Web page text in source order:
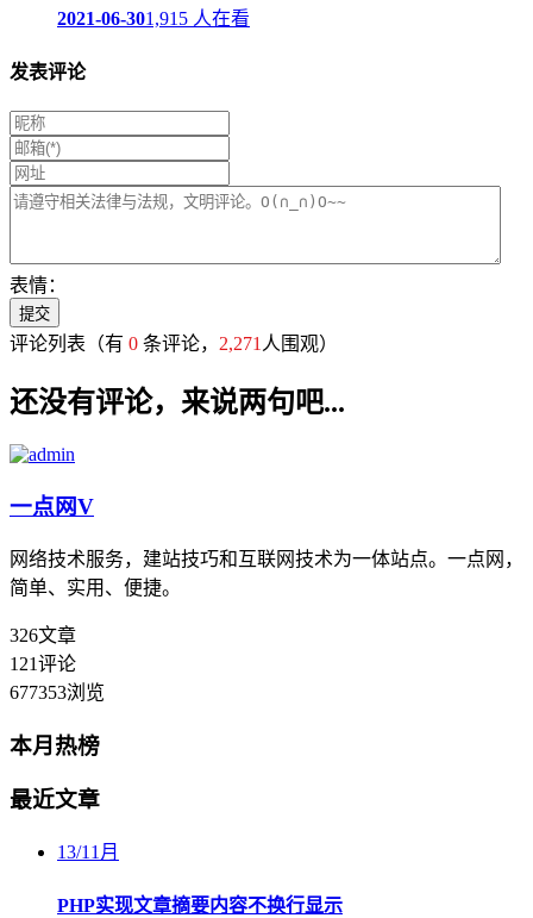
2021-06-301,915 人在看
发表评论
表情：
评论列表 （有 0 条评论， 2,271 人围观）
还没有评论，来说两句吧...
一点网V
网络技术服务，建站技巧和互联网技术为一体站点。一点网，
简单、实用、便捷。
326文章
121评论
677353浏览
本月热榜
最近文章
13/11月
PHP实现文章摘要内容不换行显示